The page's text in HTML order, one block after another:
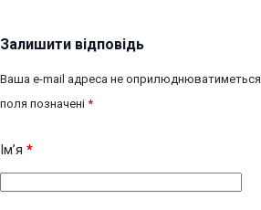
Залишити відповідь
Ваша e-mail адреса не оприлюднюватиметься.
поля позначені *
Ім’я *